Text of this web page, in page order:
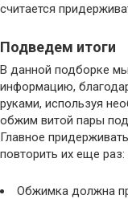
считается
Подведем итоги
В данной подборке
информацию,
руками, используя
обжим витой пары
Главное
повторить их еще раз:
Обжимка должна